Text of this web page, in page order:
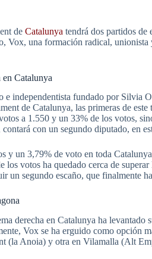
de Catalunya tendrá dos partidos de
Vox, una formación radical,
en Catalunya
independentista fundado por Silvia
de Catalunya, las primeras de
a 1.550 y un 33% de los votos,
con un segundo diputado, en
y un 3,79% de voto en toda
los votos ha quedado cerca de
un segundo escaño, que finalmente
derecha en Catalunya ha
Vox se ha erguido como opción
(la Anoia) y otra en Vilamalla (Alt